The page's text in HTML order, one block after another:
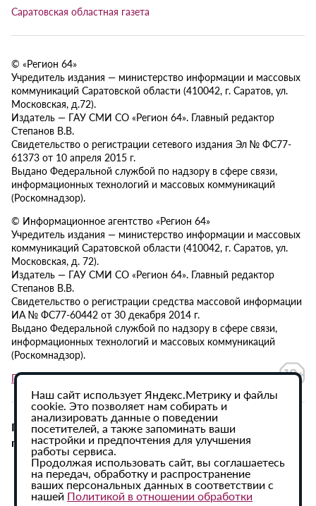
Саратовская областная газета
© «Регион 64»
Учредитель издания — министерство информации и массовых
коммуникаций Саратовской области (410042, г. Саратов, ул.
Московская, д.72).
Издатель — ГАУ СМИ СО «Регион 64». Главный редактор
Степанов В.В.
Свидетельство о регистрации сетевого издания Эл № ФС77-
61373 от 10 апреля 2015 г.
Выдано Федеральной службой по надзору в сфере связи,
информационных технологий и массовых коммуникаций
(Роскомнадзор).
© Информационное агентство «Регион 64»
Учредитель издания — министерство информации и массовых
коммуникаций Саратовской области (410042, г. Саратов, ул.
Московская, д. 72).
Издатель — ГАУ СМИ СО «Регион 64». Главный редактор
Степанов В.В.
Свидетельство о регистрации средства массовой информации
ИА № ФС77-60442 от 30 декабря 2014 г.
Выдано Федеральной службой по надзору в сфере связи,
информационных технологий и массовых коммуникаций
(Роскомнадзор).
Политика в отношении обработки персональных данных
При использовании материалов сайта активная
гиперссылка на ИА «Регион 64» обязательна.
Наш сайт использует Яндекс.Метрику и файлы
cookie. Это позволяет нам собирать и
анализировать данные о поведении
посетителей, а также запоминать ваши
настройки и предпочтения для улучшения
работы сервиса.
Продолжая использовать сайт, вы соглашаетесь
на передач, обработку и распространение
ваших персональных данных в соответствии с
нашей Политикой в отношении обработки